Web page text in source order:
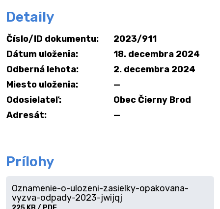
Detaily
Číslo/ID dokumentu:
2023/911
Dátum uloženia:
18. decembra 2024
Odberná lehota:
2. decembra 2024
Miesto uloženia:
—
Odosielateľ:
Obec Čierny Brod
Adresát:
—
Prílohy
Oznamenie-o-ulozeni-zasielky-opakovana-
vyzva-odpady-2023-jwijqj